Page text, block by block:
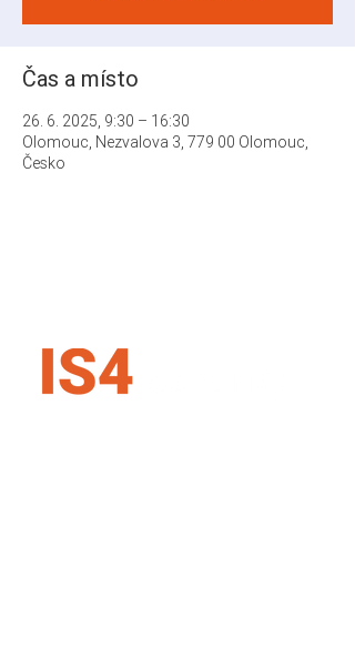
Čas a místo
26. 6. 2025, 9:30 – 16:30
Olomouc, Nezvalova 3, 779 00 Olomouc,
Česko